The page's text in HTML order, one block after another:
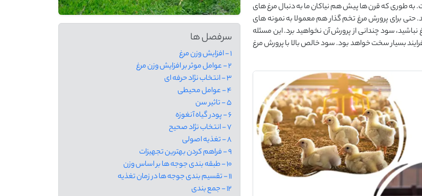
طوری که قرن ها پیش هم نیاکان ما به دنبال مرغ های
حتی برای پرورش مرغ تخم گذار هم معمولا به نمونه های
نباشید، سود چندانی از پرورش آن نخواهید برد. این مسئله
بسیار سخت خواهد بود. سود خالص بالا با پرورش مرغ
سرفصل ها
1 - افزایش وزن مرغ
2 - عوامل موثر بر افزایش وزن مرغ
3 - انتخاب نژاد حرفه ای
4 - عوامل محیطی
5 - تاثیر سن
6 - پودر گیاه آنغوزه
7 - انتخاب نژاد صحیح
8 - تغذیه اصولی
9 - فراهم کردن بهترین تجهیزات
10 - طبقه بندی جوجه ها بر اساس وزن
11 - تقسیم بندی جوجه ها در زمان تغذیه
12 - جمع بندی